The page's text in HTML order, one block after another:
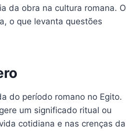
da obra na cultura romana. O
o que levanta questões
do período romano no Egito.
um significado ritual ou
cotidiana e nas crenças da